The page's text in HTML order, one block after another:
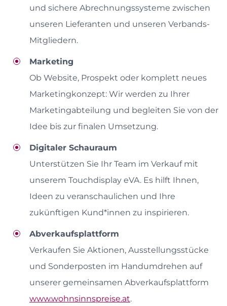
und sichere Abrechnungssysteme zwischen
unseren Lieferanten und unseren Verbands-
Mitgliedern.
Marketing
Ob Website, Prospekt oder komplett neues
Marketingkonzept: Wir werden zu Ihrer
Marketingabteilung und begleiten Sie von der
Idee bis zur finalen Umsetzung.
Digitaler Schauraum
Unterstützen Sie Ihr Team im Verkauf mit
unserem Touchdisplay eVA. Es hilft Ihnen,
Ideen zu veranschaulichen und Ihre
zukünftigen Kund*innen zu inspirieren.
Abverkaufsplattform
Verkaufen Sie Aktionen, Ausstellungsstücke
und Sonderposten im Handumdrehen auf
unserer gemeinsamen Abverkaufsplattform
www.wohnsinnspreise.at.